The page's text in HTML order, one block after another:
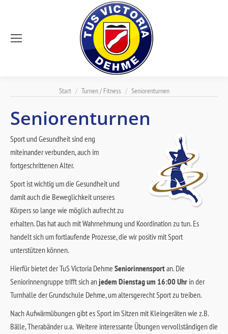
Sie befinden sich hier:
Start Turnen / Fitness Seniorenturnen
Seniorenturnen
Sport und Gesundheit sind eng
miteinander verbunden, auch im
fortgeschrittenen Alter.
Sport ist wichtig um die Gesundheit und
damit auch die Beweglichkeit unseres
Körpers so lange wie möglich aufrecht zu
erhalten. Das hat auch mit Wahrnehmung und Koordination zu tun. Es
handelt sich um fortlaufende Prozesse, die wir positiv mit Sport
unterstützen können.
Hierfür bietet der TuS Victoria Dehme Seniorinnensportan. Die
Seniorinnengruppe trifft sich anjedem Dienstag um 16:00 Uhr in der
Turnhalle der Grundschule Dehme, um altersgerecht Sport zu treiben.
Nach Aufwärmübungen gibt es Sport im Sitzen mit Kleingeräten wie z.B.
Bälle, Therabänder u.a. Weitere interessante Übungen vervollständigen die